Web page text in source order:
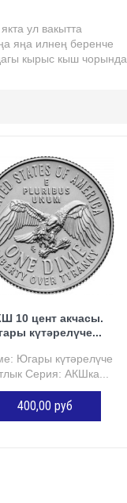
ул вакытта
яңа илнең беренче
кырыс кыш чорында
10 цент акчасы.
күтәрелүче...
Югары күтәрелүче
Серия: АКШка...
400,00 руб